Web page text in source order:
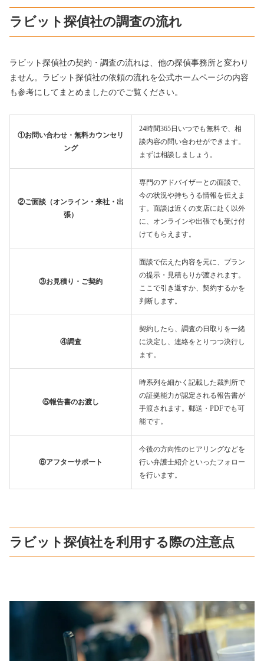
ラビット探偵社の調査の流れ
ラビット探偵社の契約・調査の流れは、他の探偵事務所と変わり
ません。ラビット探偵社の依頼の流れを公式ホームページの内容
も参考にしてまとめましたのでご覧ください。
①お問い合わせ・無料カウンセリ
ング
24時間365日いつでも無料で、相
談内容の問い合わせができます。
まずは相談しましょう。
②ご面談（オンライン・来社・出
張）
専門のアドバイザーとの面談で、
今の状況や持ちうる情報を伝えま
す。面談は近くの支店に赴く以外
に、オンラインや出張でも受け付
けてもらえます。
③お見積り・ご契約
面談で伝えた内容を元に、プラン
の提示・見積もりが渡されます。
ここで引き返すか、契約するかを
判断します。
④調査
契約したら、調査の日取りを一緒
に決定し、連絡をとりつつ決行し
ます。
⑤報告書のお渡し
時系列を細かく記載した裁判所で
の証拠能力が認定される報告書が
手渡されます。郵送・PDFでも可
能です。
⑥アフターサポート
今後の方向性のヒアリングなどを
行い弁護士紹介といったフォロー
を行います。
ラビット探偵社を利用する際の注意点